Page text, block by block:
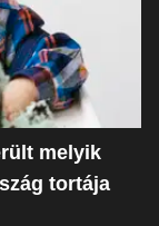
melyik
tortája